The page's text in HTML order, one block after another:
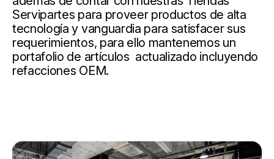
Servipartes para proveer productos de alta
tecnología y vanguardia para satisfacer sus
requerimientos, para ello mantenemos un
portafolio de artículos actualizado incluyendo
refacciones OEM.